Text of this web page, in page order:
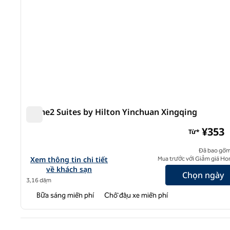
Home2 Suites by Hilton Yinchuan Xingqing
Xem chi tiết khách sạn cho Home2 Suites by Hilton
Xem thông tin chi tiết
về khách sạn
3,16 dặm
Từ* ¥353
Đã bao
Mua trước với Giảm giá
Chọn ngày
Bữa sáng miễn phí Chỗ đậu xe miễn phí